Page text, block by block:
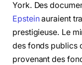
York. Des
Epsteinauraient
prestigieuse. Le
des fonds publics
provenant des